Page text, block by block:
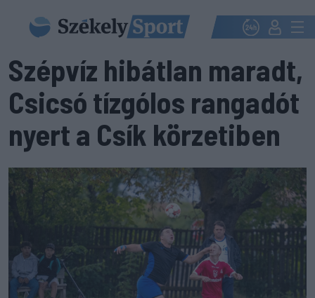
Szépvíz hibátlan maradt,
Csicsó tízgólos rangadót
nyert a Csík körzetiben